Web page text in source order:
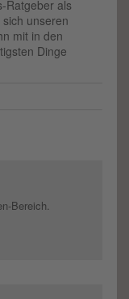
Ratgeber als
unseren
mit in den
Dinge
Bereich.